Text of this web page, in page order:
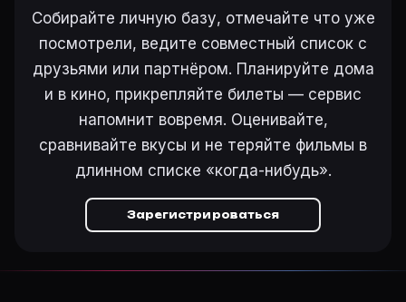
Как добавить «The Pinto Kid» в свой список
Откройте «The Pinto Kid (1941)» на Movie Planner,
Как поставить напоминание о премьере «The Pinto
На карточке «The Pinto Kid (1941)» на Movie
Ещё на Movie Planner
Интересные факты о фильмах·Как вести watchlist
Другие карточки: Горбатая гора (2005)·
Собирайте личную базу, отмечайте что уже
посмотрели, ведите совместный список с
друзьями или партнёром. Планируйте дома
и в кино, прикрепляйте билеты — сервис
напомнит вовремя. Оценивайте,
сравнивайте вкусы и не теряйте фильмы в
длинном списке «когда-нибудь».
Зарегистрироваться